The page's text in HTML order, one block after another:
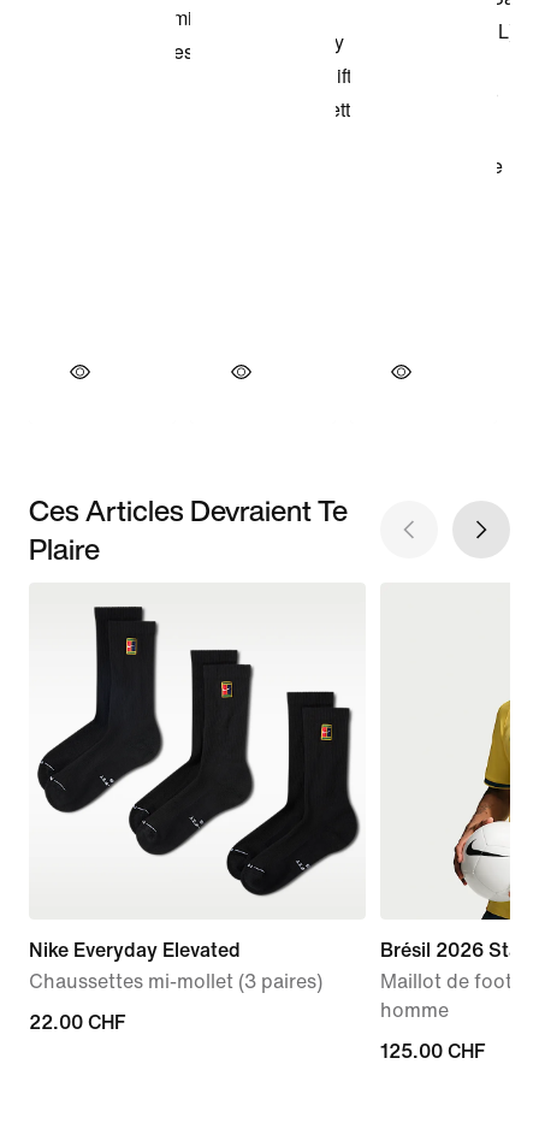
Ces Articles Devraient Te
Plaire
Nike Everyday Elevated
Chaussettes mi-mollet (3 paires)
22.00 CHF
22.00 CHF
Brésil 2026
Maillot de foot
homme
125.00 CHF
125.00 CHF